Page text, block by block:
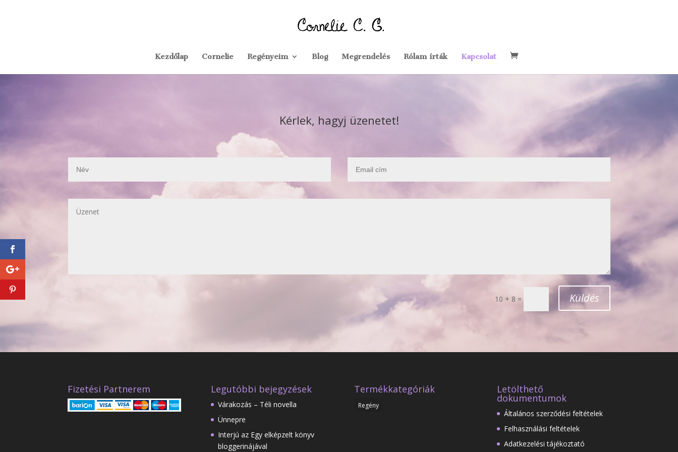
Kezdőlap Cornelie Regényeim Blog Megrendelés Rólam írták Kapcsolat
Kérlek, hagyj üzenetet!
10 + 8 = Küldés
Fizetési Partnerem Legutóbbi bejegyzések
Várakozás – Téli novella
Ünnepre
Interjú az Egy elképzelt könyv
bloggerinájával
Termékkategóriák
Regény
Letölthető
dokumentumok
Általános szerződési feltételek
Felhasználási feltételek
Adatkezelési tájékoztató